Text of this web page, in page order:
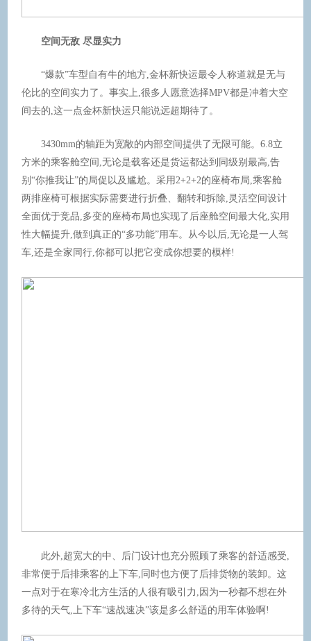
空间无敌 尽显实力
“爆款”车型自有牛的地方,金杯新快运最令人称道就是无与
伦比的空间实力了。事实上,很多人愿意选择MPV都是冲着大空
间去的,这一点金杯新快运只能说远超期待了。
3430mm的轴距为宽敞的内部空间提供了无限可能。6.8立
方米的乘客舱空间,无论是载客还是货运都达到同级别最高,告
别“你推我让”的局促以及尴尬。采用2+2+2的座椅布局,乘客舱
两排座椅可根据实际需要进行折叠、翻转和拆除,灵活空间设计
全面优于竞品,多变的座椅布局也实现了后座舱空间最大化,实用
性大幅提升,做到真正的“多功能”用车。从今以后,无论是一人驾
车,还是全家同行,你都可以把它变成你想要的模样!
此外,超宽大的中、后门设计也充分照顾了乘客的舒适感受,
非常便于后排乘客的上下车,同时也方便了后排货物的装卸。这
一点对于在寒冷北方生活的人很有吸引力,因为一秒都不想在外
多待的天气,上下车“速战速决”该是多么舒适的用车体验啊!